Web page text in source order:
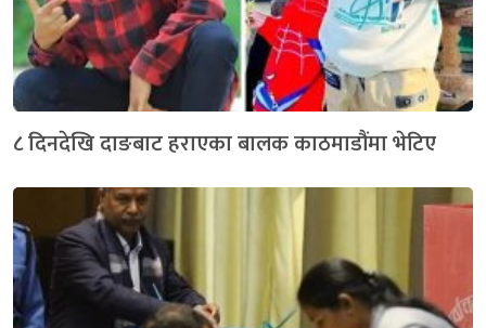
८ दिनदेखि दाङबाट हराएका बालक काठमाडौंमा भेटिए